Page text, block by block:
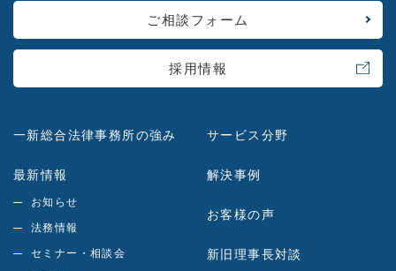
ご相談フォーム
採用情報
一新総合法律事務所の強み
最新情報
お知らせ
法務情報
セミナー・相談会
サービス分野
解決事例
お客様の声
新旧理事長対談